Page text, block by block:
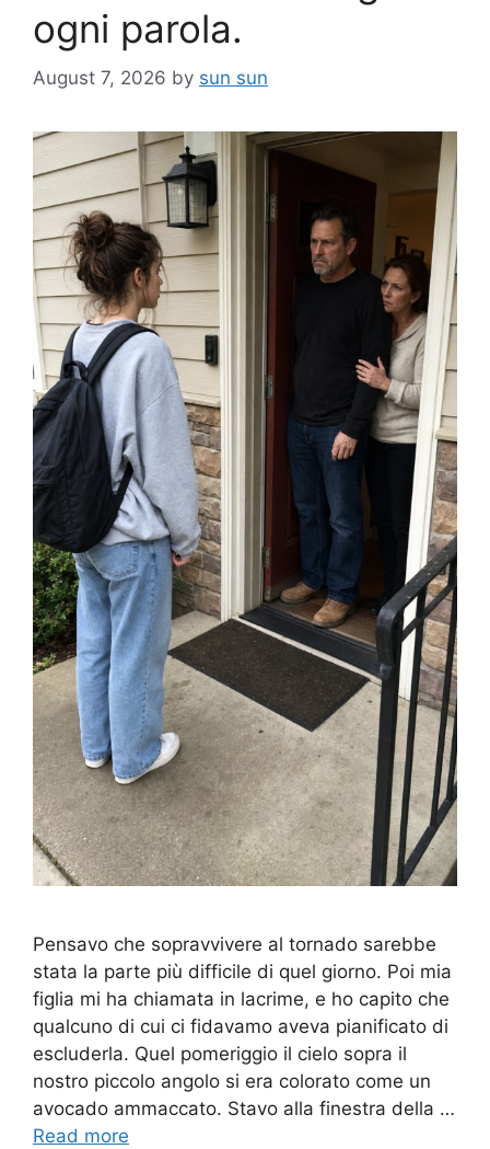
ogni parola.
August 7, 2026 by sun sun
Pensavo che sopravvivere al tornado sarebbe
stata la parte più difficile di quel giorno. Poi mia
figlia mi ha chiamata in lacrime, e ho capito che
qualcuno di cui ci fidavamo aveva pianificato di
escluderla. Quel pomeriggio il cielo sopra il
nostro piccolo angolo si era colorato come un
avocado ammaccato. Stavo alla finestra della …
Read more